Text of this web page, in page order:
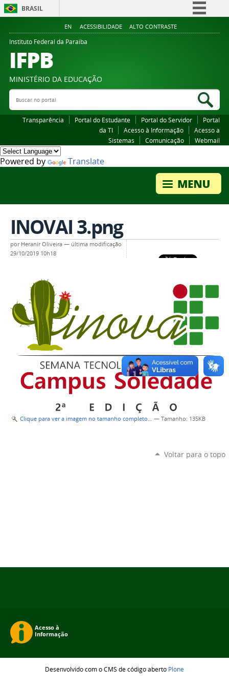
BRASIL
Simplifique!
Legislação
EN ACESSIBILIDADE ALTO CONTRASTE
Instituto Federal da Paraiba
IFPB
MINISTÉRIO DA EDUCAÇÃO
Buscar no portal
Transparência Portal do Estudante Portal do Servidor
Portal
da TI
Acesso à Informação
Acesso a
Sistemas
Comunicação Webmail
Powered by Translate
INOVAI 3.png
por Heranir Oliveira — última modificação
29/10/2019 10h18
Clique para ver a imagem no tamanho completo… — Tamanho: 135KB
Voltar para o topo
Desenvolvido com o CMS de código aberto Plone